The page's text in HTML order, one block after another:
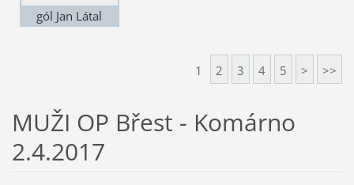
gól Jan Látal
1 2 3 4 5 > >>
MUŽI OP Břest - Komárno
2.4.2017